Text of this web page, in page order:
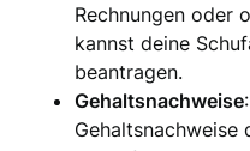
Rechnungen oder
kannst deine
beantragen.
Gehaltsnachweise
Gehaltsnachweise